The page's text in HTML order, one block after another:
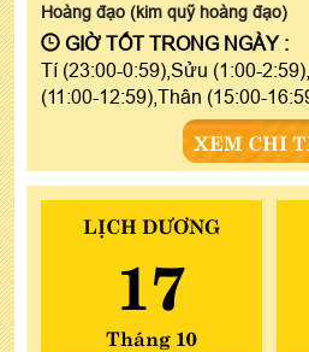
Hoàng đạo (kim quỹ hoàng đạo)
GIỜ TỐT TRONG NGÀY :
Tí (23:00-0:59),Sửu (1:00-
(11:00-12:59),Thân (15:00-
XEM CHI
LỊCH DƯƠNG
17
Tháng 10